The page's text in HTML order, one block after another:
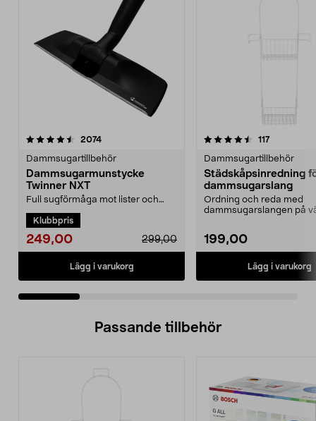
2074recensioner
Dammsugartillbehör
Dammsugarmunstycke
Twinner NXT
Full sugförmåga mot lister och
Dammsugarmunstycke som
Klubbpris
249,00 299,00
Lägg i varukorg
4.5 av 5 stjärnor 117recensioner
Dammsugartillbehör
Städskåpsinredning
dammsugarslang
Ordning och reda med
dammsugarslangen på
199,00
Lägg i varukorg
4.5 av 5 stjärnor
Passande tillbehör